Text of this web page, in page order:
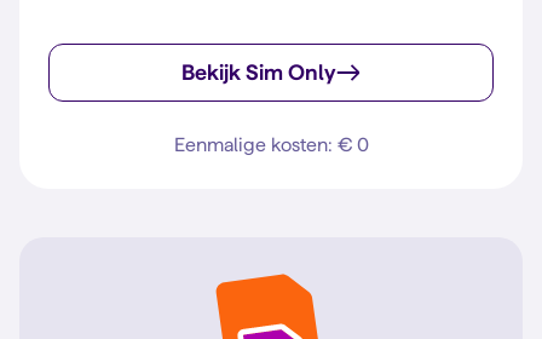
Bekijk Sim Only
Eenmalige kosten: € 0